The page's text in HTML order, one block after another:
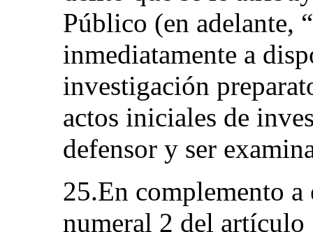
Público (en adelante,
inmediatamente a
investigación
actos iniciales de
defensor y ser
25.En complemento
numeral 2 del